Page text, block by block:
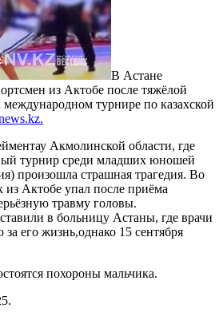
В Астане
из Актобе после тяжёлой
турнире по казахской
Акмолинской области, где
турнир среди младших юношей
произошла страшная трагедия. Во
из Актобе упал после приёма
травму головы.
в больницу Астаны, где врачи
его жизнь,однако 15 сентября
похороны мальчика.